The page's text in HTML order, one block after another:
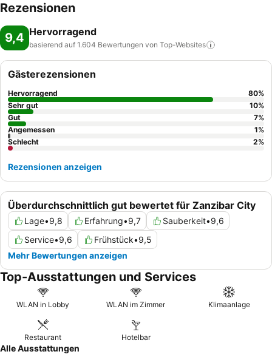
Rezensionen
9,4 Hervorragend
basierend auf 1.604 Bewertungen von Top-Websites
Überdurchschnittlich gut bewertet für Zanzibar City
Lage•9,8 Erfahrung•9,7 Sauberkeit•9,6
Service•9,6 Frühstück•9,5
Mehr Bewertungen anzeigen
Gästerezensionen
Hervorragend 80%
Sehr gut
10%
Gut
7%
Angemessen
1%
Schlecht
2%
Rezensionen anzeigen
Top-Ausstattungen und Services
WLAN in Lobby WLAN im Zimmer Klimaanlage
Restaurant Hotelbar
Alle Ausstattungen